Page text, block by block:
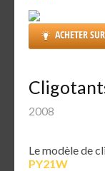
ACHETER
2008
Le modèle de
PY21W